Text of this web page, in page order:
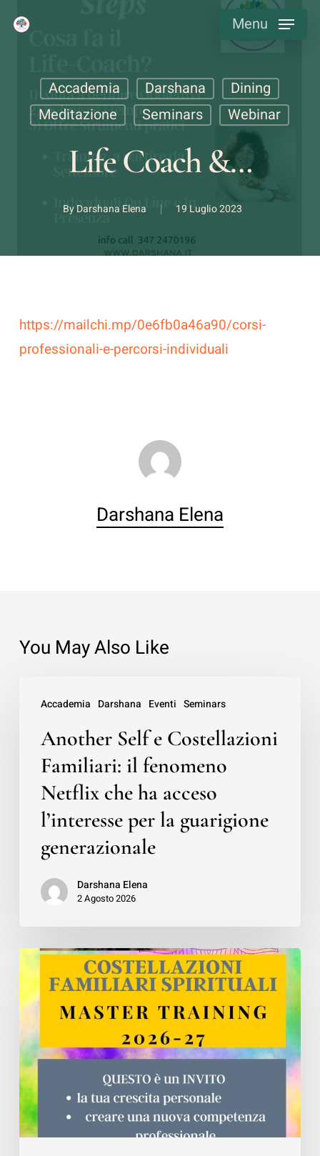
Skip
content
Menu
Accademia Darshana
Dining
Meditazione
Seminars Webinar
Life Coach &…
ByDarshana Elena 19 Luglio 2023
https://mailchi.mp/0e6fb0a46a90/corsi-
professionali-e-percorsi-individuali
Darshana Elena
You May Also Like
Accademia Darshana Eventi Seminars
Self
Costellazioni
Familiari:
fenomeno
Netflix
acceso
l’interesse
per
la
guarigione
generazionale
Another Self e Costellazioni
Familiari: il fenomeno
Netflix che ha acceso
l’interesse per la guarigione
generazionale
Darshana Elena
2 Agosto 2026
Master
Training
in
Costellazioni
Familiari
Spirituali